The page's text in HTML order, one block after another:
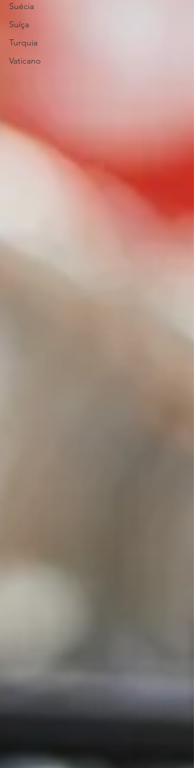
Suécia
Suíça
Turquia
Vaticano